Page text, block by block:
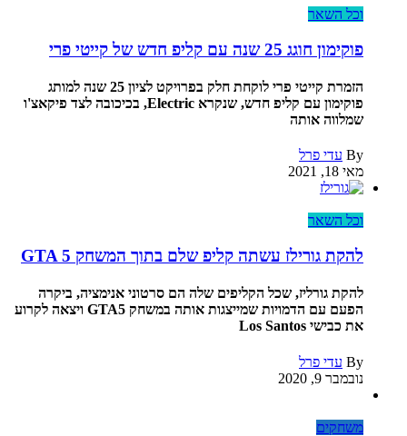
וכל השאר
פוקימון חוגג 25 שנה עם קליפ חדש של קייטי פרי
הזמרת קייטי פרי לוקחת חלק בפרויקט לציון 25 שנה למותג
פוקימון עם קליפ חדש, שנקרא Electric, בכיכובה לצד פיקאצ'ו
שמלווה אותה
By עדי פרל
מאי 18, 2021
וכל השאר
להקת גורילז עשתה קליפ שלם בתוך המשחק GTA 5
להקת גורליז, שכל הקליפים שלה הם סרטוני אנימציה, ביקרה
הפעם עם הדמויות שמייצגות אותה במשחק GTA5 ויצאה לקרוע
את כבישי Los Santos
By עדי פרל
נובמבר 9, 2020
משחקים